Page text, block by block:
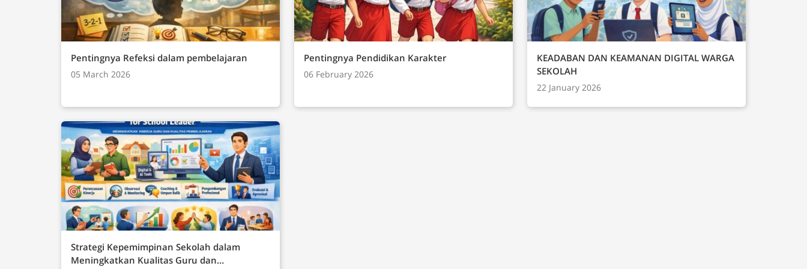
(TIK)Teknik KomputerJaringan Komputer (Internet)Analisis DataDampak Sosial
InformatikaBerpikir Komputasional (Tematis)Praktik Lintas Bidang
Pentingnya Refeksi dalam pembelajaran
05 March 2026
Pentingnya Pendidikan Karakter
06 February 2026
KEADABAN DAN KEAMANAN DIGITAL WARGA
SEKOLAH
22 January 2026
Strategi Kepemimpinan Sekolah dalam
Meningkatkan Kualitas Guru dan